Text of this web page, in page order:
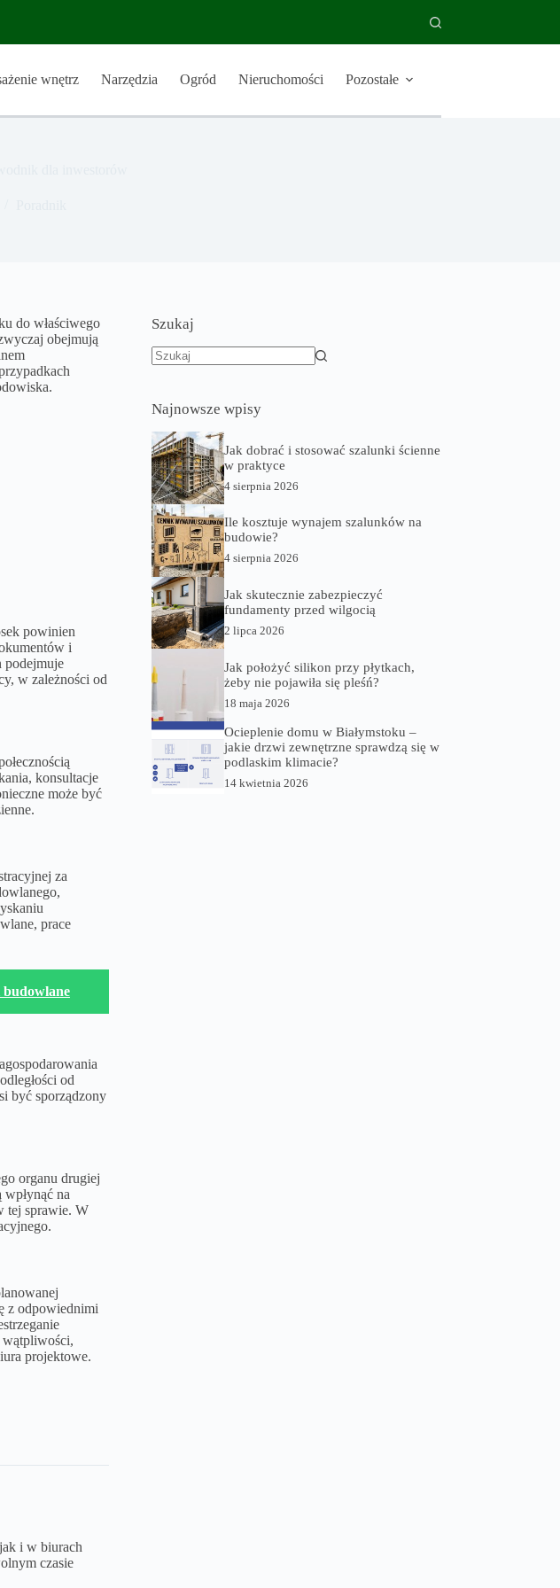
wnętrz Narzędzia Ogród Nieruchomości Pozostałe
do właściwego
obejmują
powinien
i
podejmuje
w zależności od
konsultacje
może być
za
prace
budowlane
od
być sporządzony
organu drugiej
na
tej sprawie. W
z odpowiednimi
projektowe.
i w biurach
czasie
Szukaj
Najnowsze wpisy
Jak dobrać i stosować szalunki ścienne
w praktyce
4 sierpnia 2026
Ile kosztuje wynajem szalunków na
budowie?
4 sierpnia 2026
Jak skutecznie zabezpieczyć
fundamenty przed wilgocią
2 lipca 2026
Jak położyć silikon przy płytkach,
żeby nie pojawiła się pleśń?
18 maja 2026
Ocieplenie domu w Białymstoku –
jakie drzwi zewnętrzne sprawdzą się w
podlaskim klimacie?
14 kwietnia 2026